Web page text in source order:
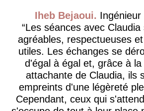
Iheb Bejaoui
Ingénieur
Les séances avec
agréables, respectueuses
utiles. Les échanges se
d'égal à égal et, grâce à
attachante de Claudia, ils
empreints d'une légèreté
Cependant, ceux qui